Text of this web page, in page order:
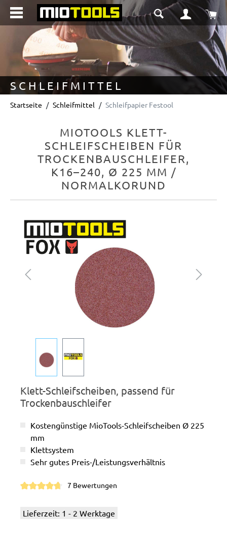
springen
SCHLEIFMITTEL
Startseite Schleifmittel Schleifpapier Festool
MIOTOOLS KLETT-
SCHLEIFSCHEIBEN FÜR
TROCKENBAUSCHLEIFER,
K16–240, Ø 225 MM /
NORMALKORUND
Bildergalerie überspringen
Klett-Schleifscheiben, passend für
Trockenbauschleifer
Kostengünstige MioTools-Schleifscheiben Ø 225
mm
Klettsystem
Sehr gutes Preis-/Leistungsverhältnis
7 Bewertungen
Lieferzeit: 1 - 2 Werktage